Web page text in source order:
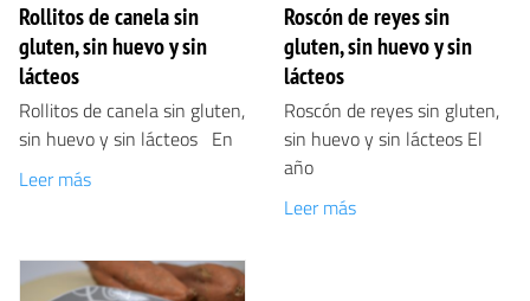
Rollitos de canela sin
gluten, sin huevo y sin
lácteos
Rollitos de canela sin gluten,
sin huevo y sin lácteos En
Leer más
Roscón de reyes sin
gluten, sin huevo y sin
lácteos
Roscón de reyes sin gluten,
sin huevo y sin lácteos El
año
Leer más